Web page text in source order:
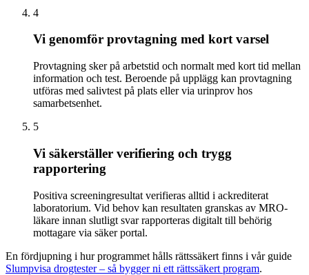
4
Vi genomför provtagning med kort varsel
Provtagning sker på arbetstid och normalt med kort tid mellan
information och test. Beroende på upplägg kan provtagning
utföras med salivtest på plats eller via urinprov hos
samarbetsenhet.
5
Vi säkerställer verifiering och trygg
rapportering
Positiva screeningresultat verifieras alltid i ackrediterat
laboratorium. Vid behov kan resultaten granskas av MRO-
läkare innan slutligt svar rapporteras digitalt till behörig
mottagare via säker portal.
En fördjupning i hur programmet hålls rättssäkert finns i vår guide
Slumpvisa drogtester – så bygger ni ett rättssäkert program.